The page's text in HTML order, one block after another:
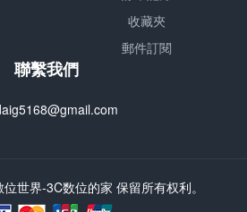
收藏夾
郵件訂閱
聯繫我們
世界-3C数位的家 保留所有权利。